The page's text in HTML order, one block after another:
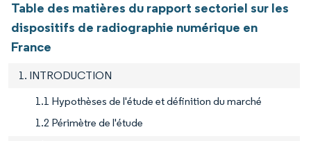
Table des matières du rapport sectoriel sur les
dispositifs de radiographie numérique en
France
1. INTRODUCTION
1.1 Hypothèses de l'étude et définition du marché
1.2 Périmètre de l'étude